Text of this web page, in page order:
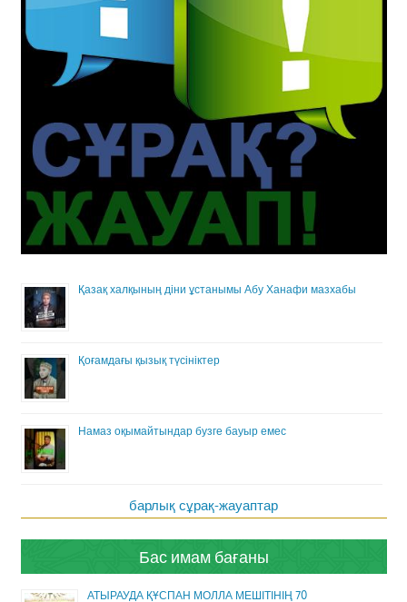
Қазақ халқының діни ұстанымы Абу Ханафи мазхабы
Қоғамдағы қызық түсініктер
Намаз оқымайтындар бузге бауыр емес
барлық сұрақ-жауаптар
Бас имам бағаны
АТЫРАУДА ҚҰСПАН МОЛЛА МЕШІТІНІҢ 70